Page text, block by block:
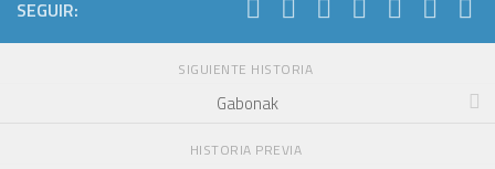
SEGUIR:
SIGUIENTE HISTORIA
Gabonak
HISTORIA PREVIA